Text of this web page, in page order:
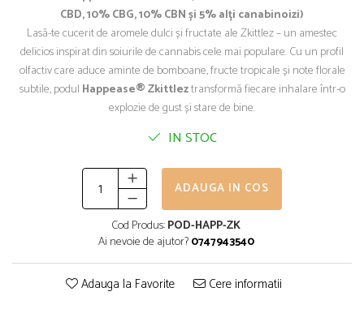
CBD, 10% CBG, 10% CBN și 5% alți canabinoizi)
Lasă-te cucerit de aromele dulci și fructate ale Zkittlez – un amestec
delicios inspirat din soiurile de cannabis cele mai populare. Cu un profil
olfactiv care aduce aminte de bomboane, fructe tropicale și note florale
subtile, podul Happease® Zkittleztransformă fiecare inhalare într-o
explozie de gust și stare de bine.
IN STOC
ADAUGA IN COS
Cod Produs:POD-HAPP-ZK
Ai nevoie de ajutor?0747943540
Adauga la Favorite Cere informatii